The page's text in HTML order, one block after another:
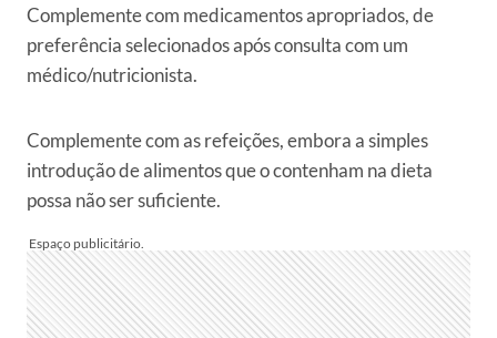
Complemente com medicamentos apropriados, de
preferência selecionados após consulta com um
médico/nutricionista.
Complemente com as refeições, embora a simples
introdução de alimentos que o contenham na dieta
possa não ser suficiente.